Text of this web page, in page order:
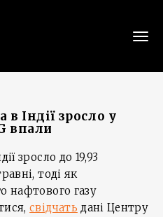
Індії зросло у
впали
зросло до 19,93
тоді як
нафтового газу
свідчать дані Центру